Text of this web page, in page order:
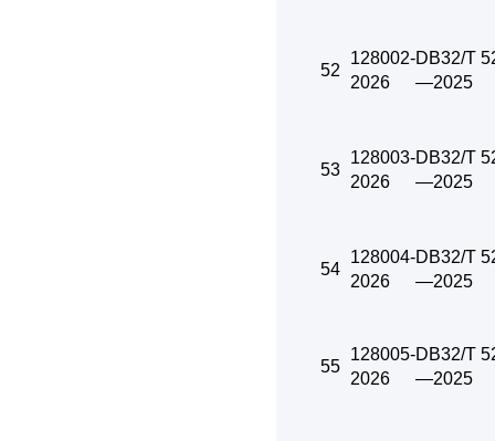
52
128002-
2026
DB32/T
—2025
53
128003-
2026
DB32/T
—2025
54
128004-
2026
DB32/T
—2025
55
128005-
2026
DB32/T
—2025